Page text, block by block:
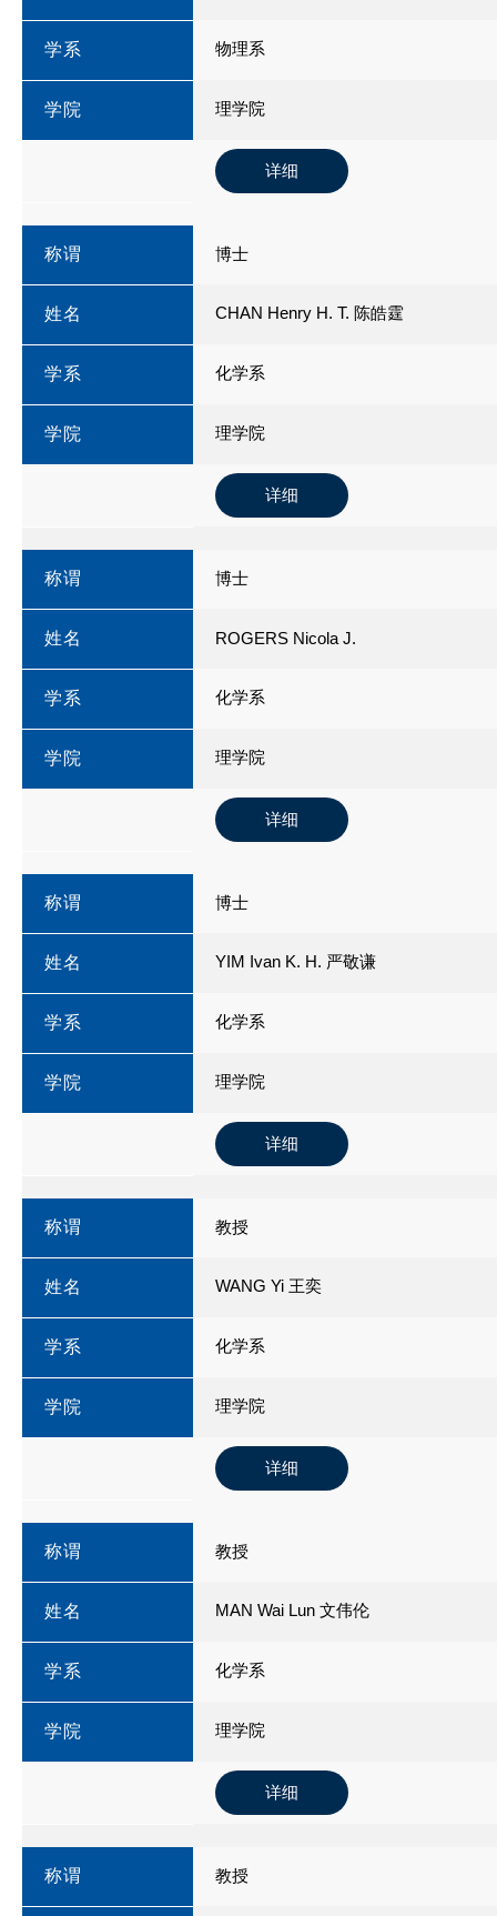
学系 物理系
学院 理学院
详细
称谓 博士
姓名 CHAN Henry H. T. 陈皓霆
学系 化学系
学院 理学院
详细
称谓 博士
姓名 ROGERS Nicola J.
学系 化学系
学院 理学院
详细
称谓 博士
姓名 YIM Ivan K. H. 严敬谦
学系 化学系
学院 理学院
详细
称谓 教授
姓名 WANG Yi 王奕
学系 化学系
学院 理学院
详细
称谓 教授
姓名 MAN Wai Lun 文伟伦
学系 化学系
学院 理学院
详细
称谓 教授